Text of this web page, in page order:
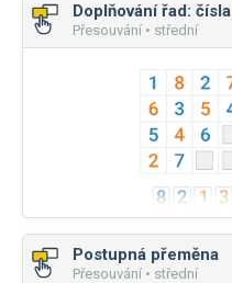
Doplňování řad: čísla
Přesouvání • střední
Postupná přeměna
Přesouvání • střední